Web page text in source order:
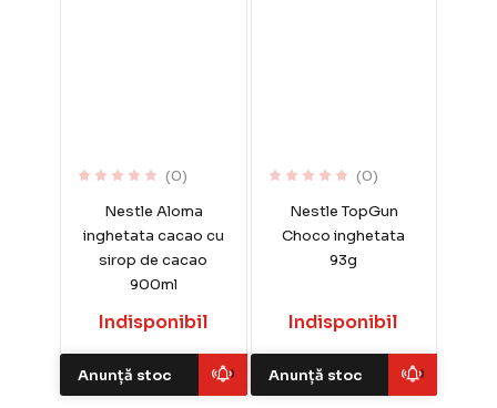
(0)
Nestle Aloma
inghetata cacao cu
sirop de cacao
900ml
Indisponibil
Anunță stoc
(0)
Nestle TopGun
Choco inghetata
93g
Indisponibil
Anunță stoc